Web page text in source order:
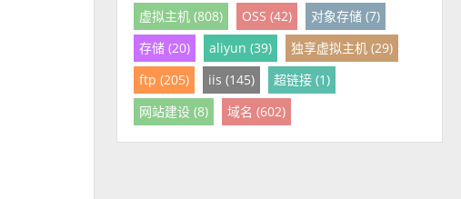
虚拟主机 (808)
OSS (42)
对象存储 (7)
存储 (20)
aliyun (39)
独享虚拟主机 (29)
ftp (205)
iis (145)
超链接 (1)
网站建设 (8)
域名 (602)